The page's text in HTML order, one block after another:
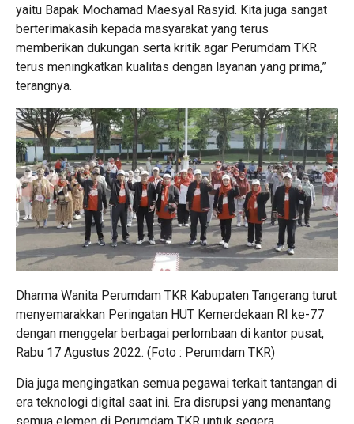
yaitu Bapak Mochamad Maesyal Rasyid. Kita juga sangat
berterimakasih kepada masyarakat yang terus
memberikan dukungan serta kritik agar Perumdam TKR
terus meningkatkan kualitas dengan layanan yang prima,”
terangnya.
Dharma Wanita Perumdam TKR Kabupaten Tangerang turut
menyemarakkan Peringatan HUT Kemerdekaan RI ke-77
dengan menggelar berbagai perlombaan di kantor pusat,
Rabu 17 Agustus 2022. (Foto : Perumdam TKR)
Dia juga mengingatkan semua pegawai terkait tantangan di
era teknologi digital saat ini. Era disrupsi yang menantang